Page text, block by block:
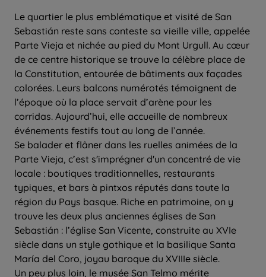
Le quartier le plus emblématique et visité de San
Sebastián reste sans conteste sa vieille ville, appelée
Parte Vieja et nichée au pied du Mont Urgull. Au cœur
de ce centre historique se trouve la célèbre place de
la Constitution, entourée de bâtiments aux façades
colorées. Leurs balcons numérotés témoignent de
l’époque où la place servait d’arène pour les
corridas. Aujourd’hui, elle accueille de nombreux
événements festifs tout au long de l’année.
Se balader et flâner dans les ruelles animées de la
Parte Vieja, c’est s'imprégner d'un concentré de vie
locale : boutiques traditionnelles, restaurants
typiques, et bars à pintxos réputés dans toute la
région du Pays basque. Riche en patrimoine, on y
trouve les deux plus anciennes églises de San
Sebastián : l’église San Vicente, construite au XVIe
siècle dans un style gothique et la basilique Santa
María del Coro, joyau baroque du XVIIIe siècle.
Un peu plus loin, le musée San Telmo mérite